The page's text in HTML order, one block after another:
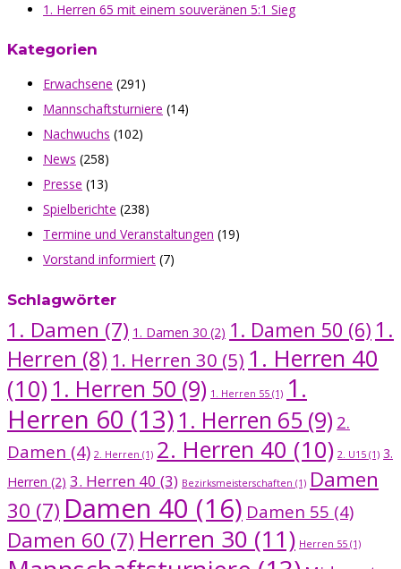
1. Herren 65 mit einem souveränen 5:1 Sieg
Kategorien
Erwachsene (291)
Mannschaftsturniere (14)
Nachwuchs (102)
News (258)
Presse (13)
Spielberichte (238)
Termine und Veranstaltungen (19)
Vorstand informiert (7)
Schlagwörter
1. Damen (7) 1. Damen 30 (2) 1. Damen 50 (6) 1.
Herren (8) 1. Herren 30 (5) 1. Herren 40
(10)1. Herren 50 (9) 1. Herren 55 (1) 1.
Herren 60 (13)1. Herren 65 (9) 2.
Damen (4) 2. Herren (1) 2. Herren 40 (10) 2. U15 (1) 3.
Herren (2) 3. Herren 40 (3) Bezirksmeisterschaften (1) Damen
30 (7) Damen 40 (16) Damen 55 (4)
Damen 60 (7) Herren 30 (11) Herren 55 (1)